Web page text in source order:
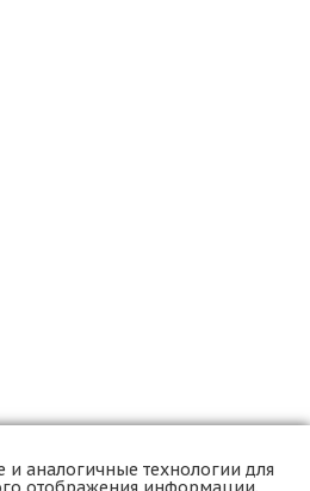
и аналогичные технологии для